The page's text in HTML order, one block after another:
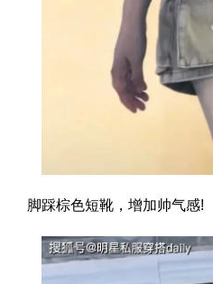
脚踩棕色短靴，增加帅气感!